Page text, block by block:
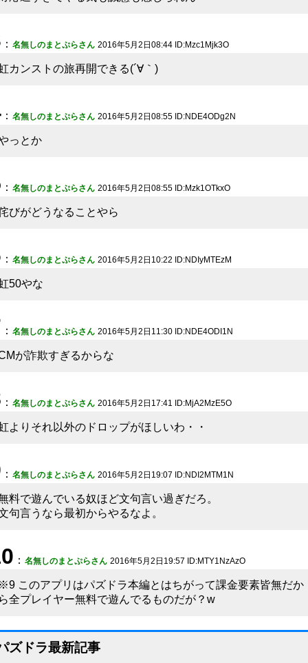
： 名無しのまとぷらさん 2016年5月2日08:44 ID:Mzc1Mjk3O
カンストの旅再開できる(´∀｀)
： 名無しのまとぷらさん 2016年5月2日08:55 ID:NDE4ODg2N
っとか
： 名無しのまとぷらさん 2016年5月2日08:55 ID:Mzk1OTkxO
びがどうなることやら
： 名無しのまとぷらさん 2016年5月2日10:22 ID:NDIyMTEzM
50やな
： 名無しのまとぷらさん 2016年5月2日11:30 ID:NDE4ODI1N
が詐欺すぎるからな
： 名無しのまとぷらさん 2016年5月2日17:41 ID:MjA2MzE5O
よりそれ以外のドロップがほしいわ・・
： 名無しのまとぷらさん 2016年5月2日19:07 ID:NDI2MTM1N
料で遊んでいる奴ほど文句言い過ぎだろ。
句言うなら最初からやるなよ。
： 名無しのまとぷらさん 2016年5月2日19:57 ID:MTY1NzAzO
このアプリはパズドラ本編とはちがって課金要素皆無だか
全プレイヤー無料で遊んでるものだが？w
ズドラ最新記事